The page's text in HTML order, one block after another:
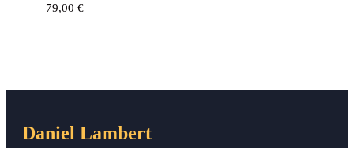
79,00 €
Daniel Lambert